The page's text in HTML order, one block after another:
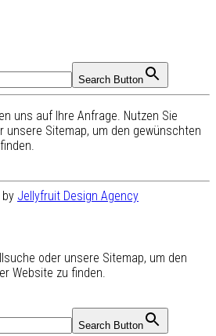
Search Button
uns auf Ihre Anfrage. Nutzen Sie
unsere Sitemap, um den gewünschten
Jellyfruit Design Agency
oder unsere Sitemap, um den
Website zu finden.
Search Button